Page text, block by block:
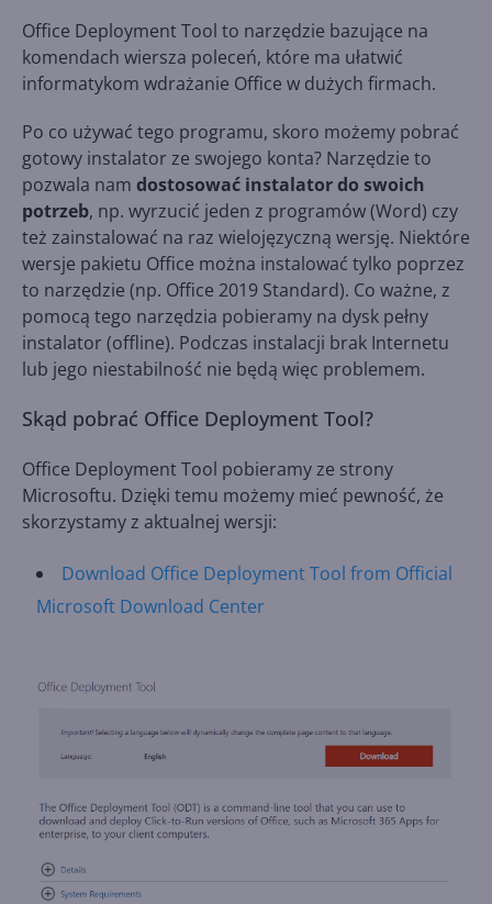
Office Deployment Tool to narzędzie bazujące na
komendach wiersza poleceń, które ma ułatwić
informatykom wdrażanie Office w dużych firmach.
Po co używać tego programu, skoro możemy pobrać
gotowy instalator ze swojego konta? Narzędzie to
pozwala nam dostosować instalator do swoich
potrzeb, np. wyrzucić jeden z programów (Word) czy
też zainstalować na raz wielojęzyczną wersję. Niektóre
wersje pakietu Office można instalować tylko poprzez
to narzędzie (np. Office 2019 Standard). Co ważne, z
pomocą tego narzędzia pobieramy na dysk pełny
instalator (offline). Podczas instalacji brak Internetu
lub jego niestabilność nie będą więc problemem.
Skąd pobrać Office Deployment Tool?
Office Deployment Tool pobieramy ze strony
Microsoftu. Dzięki temu możemy mieć pewność, że
skorzystamy z aktualnej wersji:
Download Office Deployment Tool from Official
Microsoft Download Center